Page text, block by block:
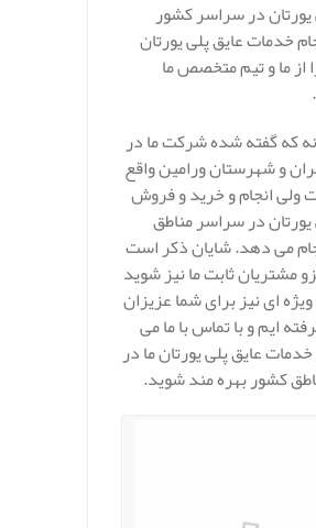
یورتان در سراسر کشور
خدمات عایق پلی یورتان
از ما و تیم متخصص ما
که گفته شده شرکت ما در
و شهرستان ورامین واقع
انجام و خرید و فروش
یورتان در سراسر مناطق
می دهد. شایان ذکر است
مشتریان ثابت ما نیز شوید
ای نیز برای شما عزیزان
ایم و با تماس با ما می
خدمات عایق پلی یورتان ما در
کشور بهره مند شوید.